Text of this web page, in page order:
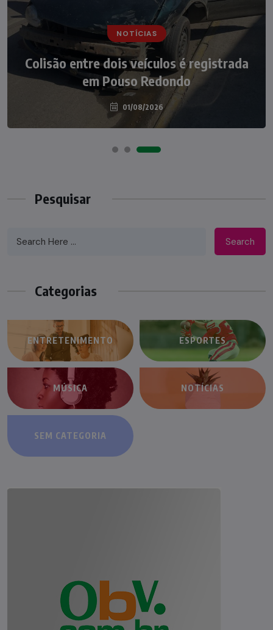
NOTÍCIAS
Colisão entre dois veículos é registrada
em Pouso Redondo
01/08/2026
NOTÍCIAS
Irmãos de 7 e 14 anos morrem
atropelados na BR-470 em Pouso
Redondo
04/08/2026
Pesquisar
Search
Categorias
ENTRETENIMENTO ESPORTES
MÚSICA NOTÍCIAS
SEM CATEGORIA